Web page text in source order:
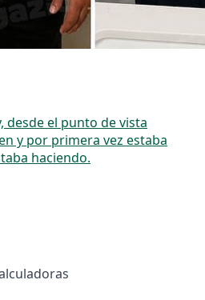
desde el punto de vista
y por primera vez estaba
haciendo.